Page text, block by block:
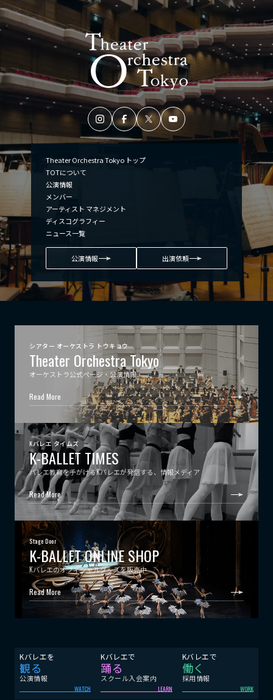
Theater Orchestra Tokyo トップ
TOTについて
公演情報
メンバー
アーティスト マネジメント
ディスコグラフィー
ニュース一覧
公演情報 出演依頼
シアター オーケストラ トウキョウ
Theater Orchestra Tokyo
オーケストラ公式ページ・公演情報
Read More
Kバレエ タイムズ
K-BALLET TIMES
バレエ教育を手がけるKバレエが発信する、情報メディア
Read More
Stage Door
K-BALLET ONLINE SHOP
Kバレエのオフィシャルグッズを販売中
Read More
Kバレエを
観る
公演情報
WATCH
Kバレエで
踊る
スクール入会案内
LEARN
Kバレエで
働く
採用情報
WORK